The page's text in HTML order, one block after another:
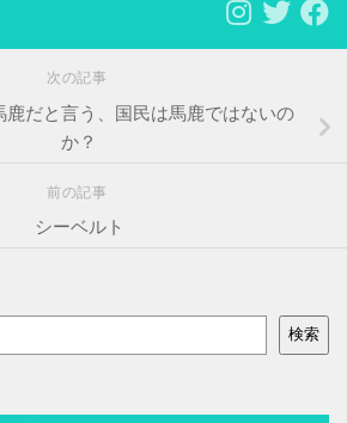
次の記事
鹿だと言う、国民は馬鹿ではないの
か？
前の記事
シーベルト
検索